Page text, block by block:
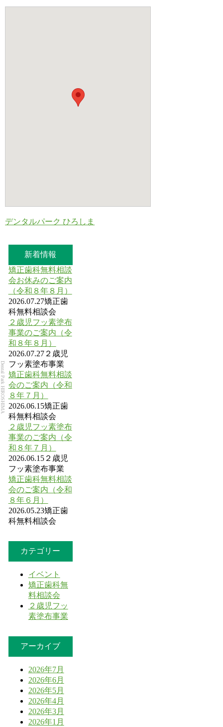
Dental Park HIROSHIMA
デンタルパーク ひろしま
新着情報
矯正歯科無料相談
会お休みのご案内
（令和８年８月）
2026.07.27矯正歯
科無料相談会
２歳児フッ素塗布
事業のご案内（令
和８年８月）
2026.07.27２歳児
フッ素塗布事業
矯正歯科無料相談
会のご案内（令和
８年７月）
2026.06.15矯正歯
科無料相談会
２歳児フッ素塗布
事業のご案内（令
和８年７月）
2026.06.15２歳児
フッ素塗布事業
矯正歯科無料相談
会のご案内（令和
８年６月）
2026.05.23矯正歯
科無料相談会
カテゴリー
イベント
矯正歯科無
料相談会
２歳児フッ
素塗布事業
アーカイブ
2026年7月
2026年6月
2026年5月
2026年4月
2026年3月
2026年1月